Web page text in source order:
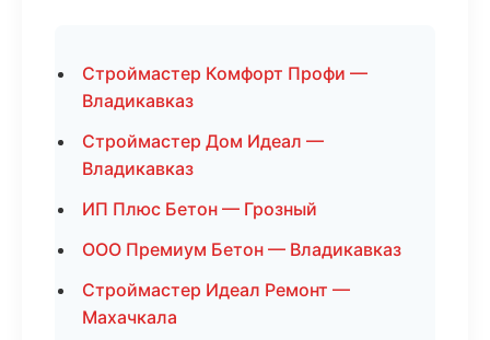
Строймастер Комфорт Профи —
Владикавказ
Строймастер Дом Идеал —
Владикавказ
ИП Плюс Бетон — Грозный
ООО Премиум Бетон — Владикавказ
Строймастер Идеал Ремонт —
Махачкала